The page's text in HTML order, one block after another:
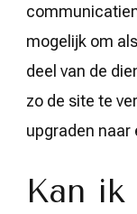
mogelijk om
deel van de
zo de site te
upgraden naar
Kan